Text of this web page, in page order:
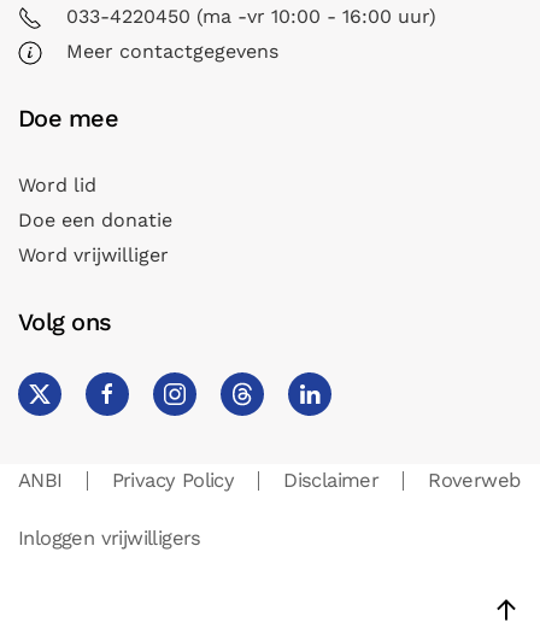
033-4220450 (ma -vr 10:00 - 16:00 uur)
Meer contactgegevens
Doe mee
Word lid
Doe een donatie
Word vrijwilliger
Volg ons
ANBI Privacy Policy Disclaimer Roverweb
Inloggen vrijwilligers